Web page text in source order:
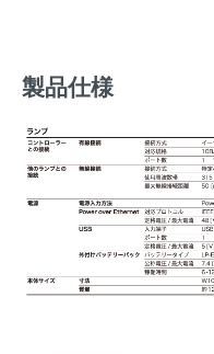
製品仕様